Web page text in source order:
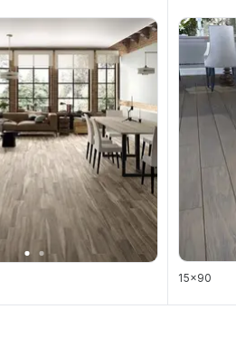
15x90